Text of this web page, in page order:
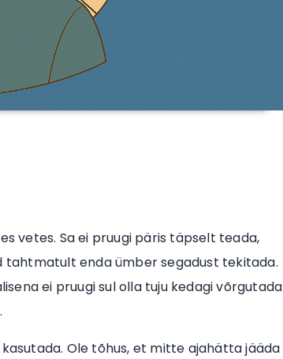
vetes. Sa ei pruugi päris täpselt teada,
tahtmatult enda ümber segadust tekitada.
ei pruugi sul olla tuju kedagi võrgutada
Ole tõhus, et mitte ajahätta jääda